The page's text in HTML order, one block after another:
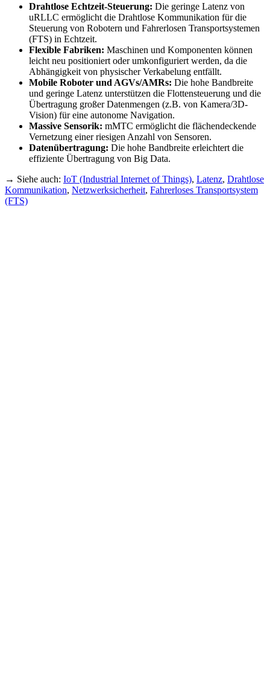
Drahtlose Echtzeit-Steuerung: Die geringe Latenz von
uRLLC ermöglicht die Drahtlose Kommunikation für die
Steuerung von Robotern und Fahrerlosen Transportsystemen
(FTS) in Echtzeit.
Flexible Fabriken: Maschinen und Komponenten können
leicht neu positioniert oder umkonfiguriert werden, da die
Abhängigkeit von physischer Verkabelung entfällt.
Mobile Roboter und AGVs/AMRs: Die hohe Bandbreite
und geringe Latenz unterstützen die Flottensteuerung und die
Übertragung großer Datenmengen (z.B. von Kamera/3D-
Vision) für eine autonome Navigation.
Massive Sensorik: mMTC ermöglicht die flächendeckende
Vernetzung einer riesigen Anzahl von Sensoren.
Datenübertragung: Die hohe Bandbreite erleichtert die
effiziente Übertragung von Big Data.
→ Siehe auch: IoT (Industrial Internet of Things), Latenz, Drahtlose
Kommunikation, Netzwerksicherheit, Fahrerloses Transportsystem
(FTS)